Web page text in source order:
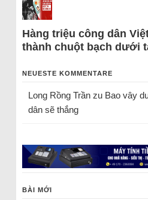
Hàng triệu công dân
thành chuột bạch dưới
NEUESTE KOMMENTARE
Long Rồng Trầnzu Bao vây
dân sẽ thắng
BÀI MỚI